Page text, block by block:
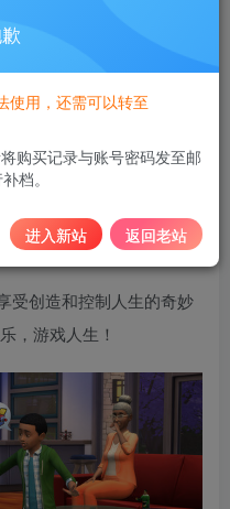
模拟人生4｜The Sims 4｜官方中文-v1.111.102.1030+全DLC整合版｜64.42G｜免安装
积分
登录购买
受创造和控制人生的奇妙
，游戏人生！
使用，还需可以转至
购买记录与账号密码发至邮
档。
进入新站 返回老站